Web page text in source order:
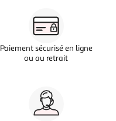
Paiement sécurisé en ligne
ou au retrait